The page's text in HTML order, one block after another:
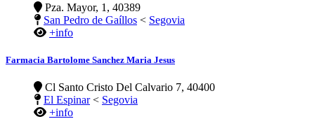
Pza. Mayor, 1, 40389
San Pedro de Gaíllos < Segovia
+info
Farmacia Bartolome Sanchez Maria Jesus
Cl Santo Cristo Del Calvario 7, 40400
El Espinar< Segovia
+info